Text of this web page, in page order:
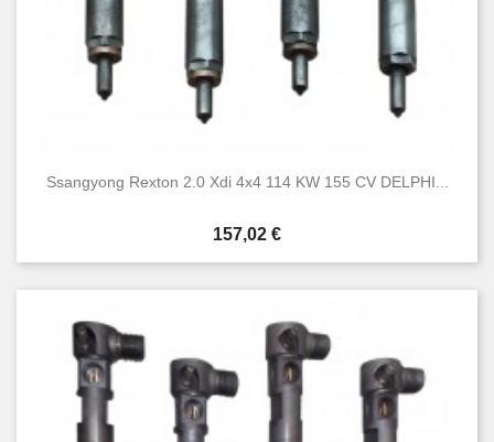
Ssangyong Rexton 2.0 Xdi 4x4 114 KW 155 CV DELPHI...
Prezzo
157,02 €